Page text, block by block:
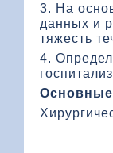
3. На
данных и
тяжесть
4.